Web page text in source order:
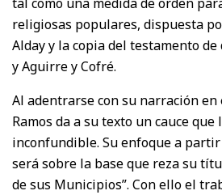
religiosas populares, dispuesta
Alday y la copia del testamento
y Aguirre y Cofré.
Al adentrarse con su narración en
Ramos da a su texto un cauce que
inconfundible. Su enfoque a partir
será sobre la base que reza su
de sus Municipios”. Con ello el